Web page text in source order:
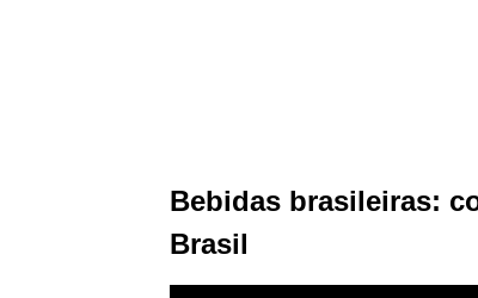
Bebidas brasileiras:
Brasil